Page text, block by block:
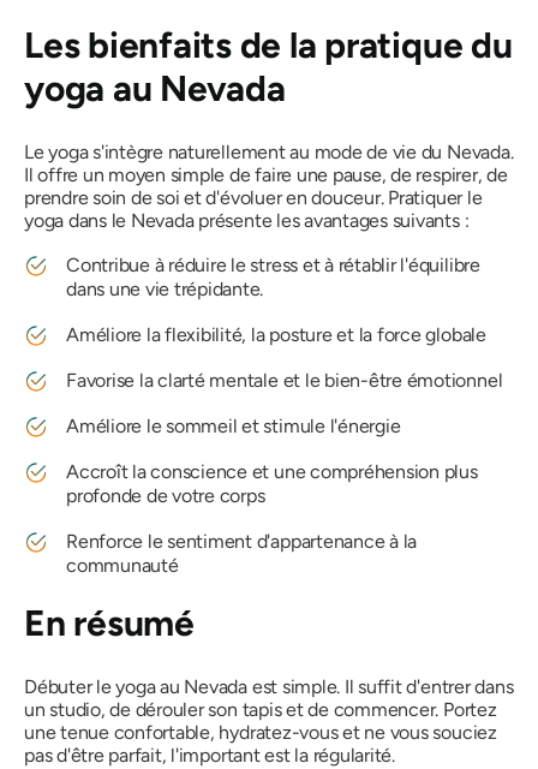
Les bienfaits de la pratique du
yoga au Nevada
Le yoga s'intègre naturellement au mode de vie du Nevada.
Il offre un moyen simple de faire une pause, de respirer, de
prendre soin de soi et d'évoluer en douceur. Pratiquer le
yoga dans le Nevada présente les avantages suivants :
Contribue à réduire le stress et à rétablir l'équilibre
dans une vie trépidante.
Améliore la flexibilité, la posture et la force globale
Favorise la clarté mentale et le bien-être émotionnel
Améliore le sommeil et stimule l'énergie
Accroît la conscience et une compréhension plus
profonde de votre corps
Renforce le sentiment d'appartenance à la
communauté
En résumé
Débuter le yoga au Nevada est simple. Il suffit d'entrer dans
un studio, de dérouler son tapis et de commencer. Portez
une tenue confortable, hydratez-vous et ne vous souciez
pas d'être parfait, l'important est la régularité.